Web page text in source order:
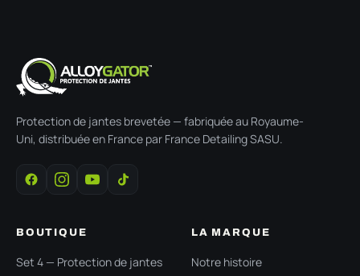
Protection de jantes brevetée — fabriquée au Royaume-
Uni, distribuée en France par France Detailing SASU.
BOUTIQUE
Set 4 — Protection de jantes
LA MARQUE
Notre histoire